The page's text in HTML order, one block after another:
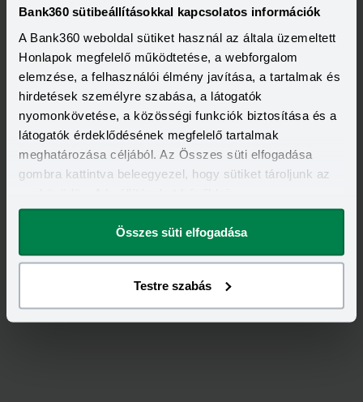
Bank360 sütibeállításokkal kapcsolatos információk
A Bank360 weboldal sütiket használ az általa üzemeltett
Honlapok megfelelő működtetése, a webforgalom
elemzése, a felhasználói élmény javítása, a tartalmak és
hirdetések személyre szabása, a látogatók
nyomonkövetése, a közösségi funkciók biztosítása és a
látogatók érdeklődésének megfelelő tartalmak
meghatározása céljából. Az Összes süti elfogadása
gombra kattintva beleegyezel, hogy sütiket tároljunk az
megváltoztathatod.
Összes süti elfogadása
Testre szabás
Kapcsolódó címkék
LAKÁSHITEL